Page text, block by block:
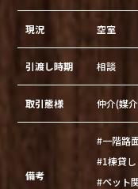
現況 空室
引渡し時期 相談
取引態様 仲介(媒
備考
#一階路
#1棟貸し
#ペット